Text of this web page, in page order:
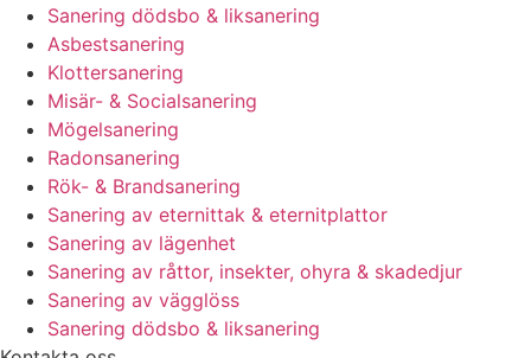
Sanering dödsbo & liksanering
Asbestsanering
Klottersanering
Misär- & Socialsanering
Mögelsanering
Radonsanering
Rök- & Brandsanering
Sanering av eternittak & eternitplattor
Sanering av lägenhet
Sanering av råttor, insekter, ohyra & skadedjur
Sanering av vägglöss
Sanering dödsbo & liksanering